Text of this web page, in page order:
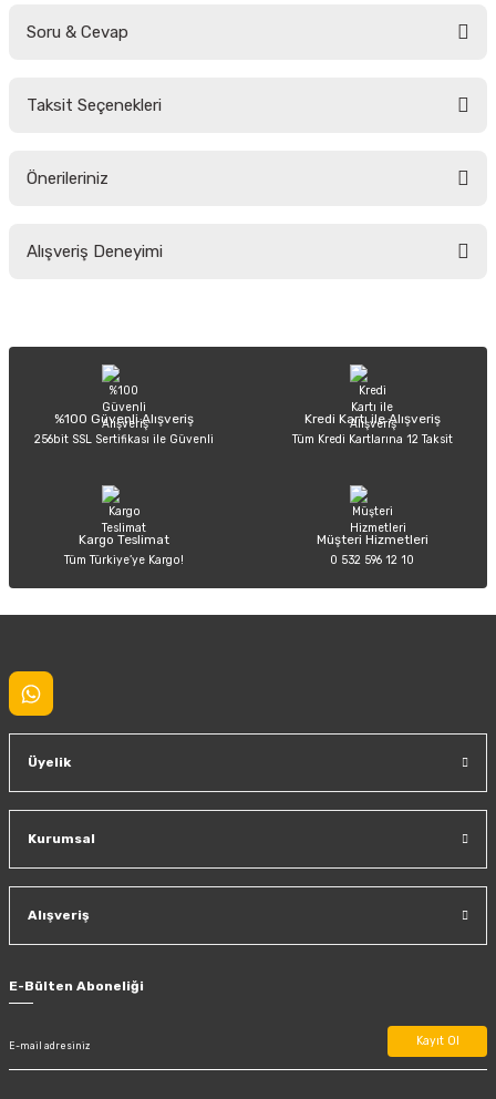
Soru & Cevap
Taksit Seçenekleri
Önerileriniz
yetersiz gördüğünüz noktaları öneri formunu kullanarak tarafımıza
Ürün açıklamasında eksik bilgiler bulunuyor.
Ürün bilgilerinde hatalar bulunuyor.
Ürün fiyatı diğer sitelerden daha pahalı.
Alışveriş Deneyimi
Sitemize ilk yorumu siz yapın!
%100 Güvenli Alışveriş
256bit SSL Sertifikası ile Güvenli
Kredi Kartı ile Alışveriş
Tüm Kredi Kartlarına 12 Taksit
Kargo Teslimat
Tüm Türkiye’ye Kargo!
Müşteri Hizmetleri
0 532 596 12 10
Üyelik
Kurumsal
Alışveriş
E-Bülten Aboneliği
Kayıt Ol